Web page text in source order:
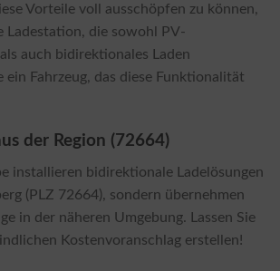
Vorteile voll ausschöpfen zu können,
Ladestation, die sowohl PV-
auch bidirektionales Laden
Fahrzeug, das diese Funktionalität
der Region (72664)
installieren bidirektionale Ladelösungen
(PLZ 72664), sondern übernehmen
in der näheren Umgebung. Lassen Sie
Kostenvoranschlag erstellen!